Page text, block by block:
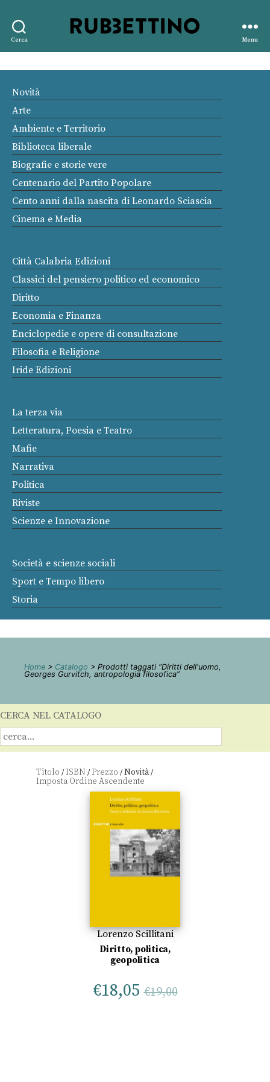
Cerca
editore
Menu
Novità
Arte
Ambiente e Territorio
Biblioteca liberale
Biografie e storie vere
Centenario del Partito Popolare
Cento anni dalla nascita di Leonardo Sciascia
Cinema e Media
Città Calabria Edizioni
Classici del pensiero politico ed economico
Diritto
Economia e Finanza
Enciclopedie e opere di consultazione
Filosofia e Religione
Iride Edizioni
La terza via
Letteratura, Poesia e Teatro
Mafie
Narrativa
Politica
Riviste
Scienze e Innovazione
Società e scienze sociali
Sport e Tempo libero
Storia
Home > Catalogo > Prodotti taggati “Diritti dell'uomo,
Georges Gurvitch, antropologia filosofica”
CERCA NEL CATALOGO
Titolo /ISBN /Prezzo /Novità/
Lorenzo Scillitani
Diritto, politica,
geopolitica
€18,05 €19,00